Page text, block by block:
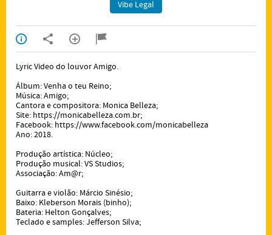
Vibe Legal
Lyric Video do louvor Amigo.
Álbum: Venha o teu Reino;
Música: Amigo;
Cantora e compositora: Monica Belleza;
Site: https://monicabelleza.com.br;
Facebook: https://www.facebook.com/monicabelleza
Ano: 2018.
Produção artística: Núcleo;
Produção musical: VS Studios;
Associação: Am@r;
Guitarra e violão: Márcio Sinésio;
Baixo: Kleberson Morais (binho);
Bateria: Helton Gonçalves;
Teclado e samples: Jefferson Silva;